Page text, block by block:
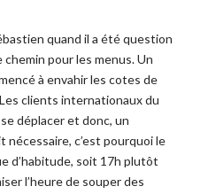
quand il a été question
pour les menus. Un
à envahir les cotes de
clients internationaux du
déplacer et donc, un
c’est pourquoi le
d’habitude, soit 17h plutôt
l’heure de souper des